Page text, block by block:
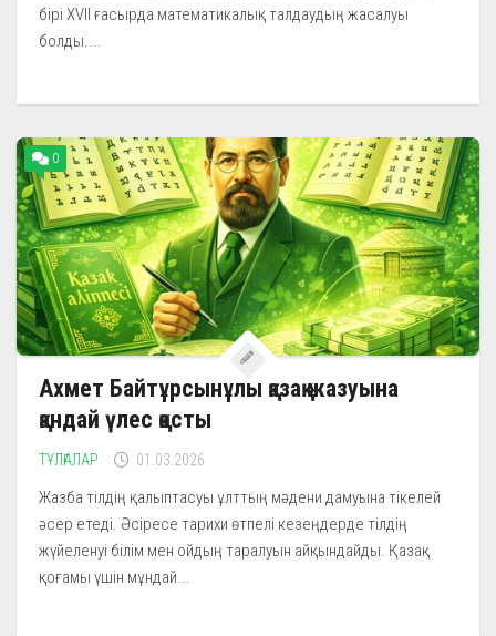
бірі XVII ғасырда математикалық талдаудың жасалуы
болды....
0
Ахмет Байтұрсынұлы қазақ жазуына
қандай үлес қосты
ТҰЛҒАЛАР 01.03.2026
Жазба тілдің қалыптасуы ұлттың мәдени дамуына тікелей
әсер етеді. Әсіресе тарихи өтпелі кезеңдерде тілдің
жүйеленуі білім мен ойдың таралуын айқындайды. Қазақ
қоғамы үшін мұндай...